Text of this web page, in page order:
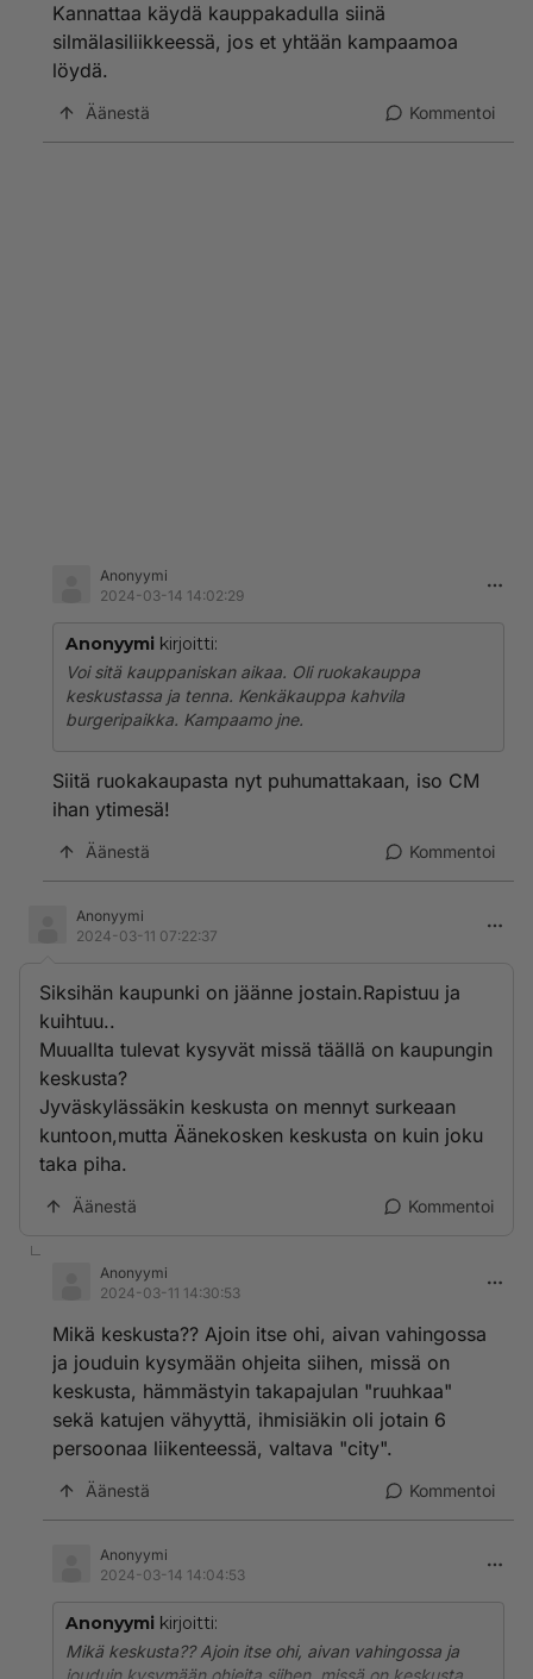
Kannattaa käydä kauppakadulla siinä
silmälasiliikkeessä, jos et yhtään kampaamoa
löydä.
Äänestä Kommentoi
Anonyymi
2024-03-14 14:02:29
Anonyymi kirjoitti:
Voi sitä kauppaniskan aikaa. Oli ruokakauppa
keskustassa ja tenna. Kenkäkauppa kahvila
burgeripaikka. Kampaamo jne.
Siitä ruokakaupasta nyt puhumattakaan, iso CM
ihan ytimesä!
Äänestä Kommentoi
Anonyymi
2024-03-11 07:22:37
Siksihän kaupunki on jäänne jostain.Rapistuu ja
kuihtuu..
Muuallta tulevat kysyvät missä täällä on kaupungin
keskusta?
Jyväskylässäkin keskusta on mennyt surkeaan
kuntoon,mutta Äänekosken keskusta on kuin joku
taka piha.
Äänestä Kommentoi
Anonyymi
2024-03-11 14:30:53
Mikä keskusta?? Ajoin itse ohi, aivan vahingossa
ja jouduin kysymään ohjeita siihen, missä on
keskusta, hämmästyin takapajulan "ruuhkaa"
sekä katujen vähyyttä, ihmisiäkin oli jotain 6
persoonaa liikenteessä, valtava "city".
Äänestä Kommentoi
Anonyymi
2024-03-14 14:04:53
Anonyymi kirjoitti:
Mikä keskusta?? Ajoin itse ohi, aivan vahingossa ja
jouduin kysymään ohjeita siihen, missä on keskusta,